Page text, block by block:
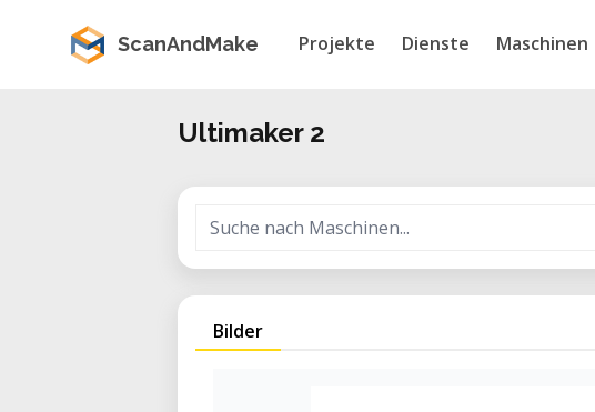
ScanAndMake Projekte Dienste Maschinen
Ultimaker 2
Bilder